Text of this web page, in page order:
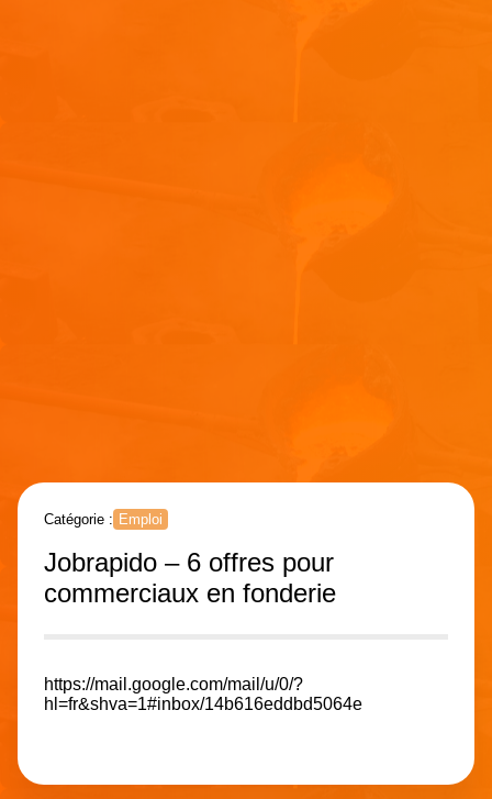
Catégorie : Emploi
Jobrapido – 6 offres pour
commerciaux en fonderie
https://mail.google.com/mail/u/0/?
hl=fr&shva=1#inbox/14b616eddbd5064e